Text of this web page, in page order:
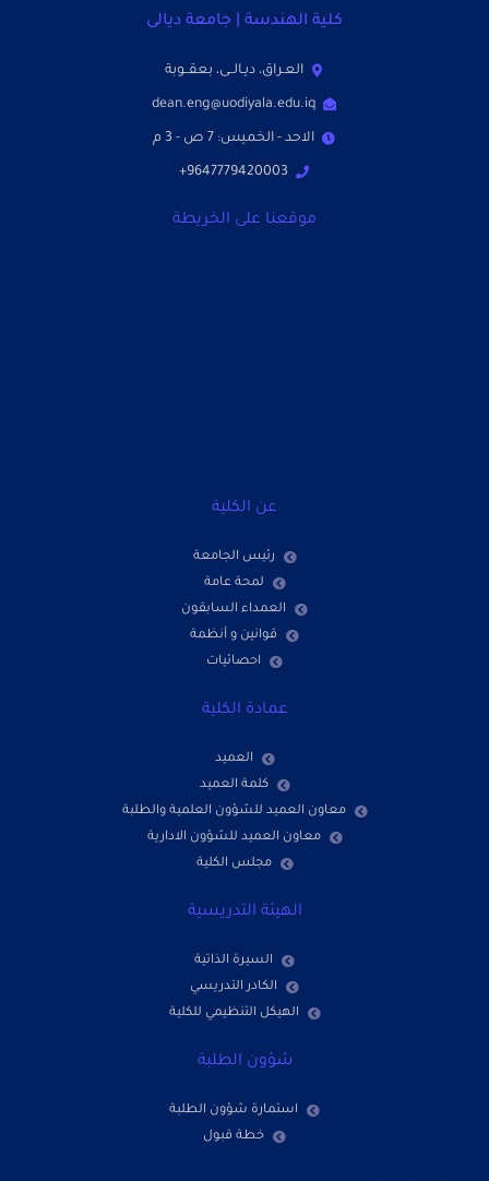
كلية الهندسة | جامعة ديالى
العـراق، ديـالــى، بعقــوبة
dean.eng@uodiyala.edu.iq
الاحد - الخميس: 7 ص - 3 م
9647779420003+
موقعنا على الخريطة
عن الكلية
رئيس الجامعة
لمحة عامة
العمداء السابقون
قوانين و أنظمة
احصائيات
عمادة الكلية
العميد
كلمة العميد
معاون العميد للشؤون العلمية والطلبة
معاون العميد للشؤون الادارية
مجلس الكلية
الهيئة التدريسية
السيرة الذاتية
الكادر التدريسي
الهيكل التنظيمي للكلية
شؤون الطلبة
استمارة شؤون الطلبة
خطة قبول